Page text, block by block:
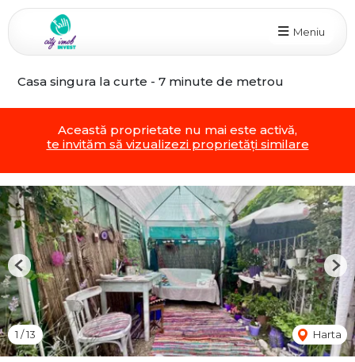
Meniu
Casa singura la curte - 7 minute de metrou
Această proprietate nu mai este activă,
te invităm să vizualizezi proprietăți similare
1 /13 Harta
Previous